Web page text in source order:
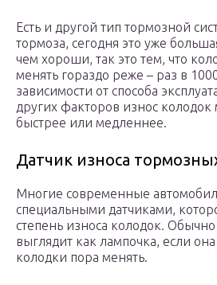
Есть и другой тип тормозной
тормоза, сегодня это уже
чем хороши, так это тем, что
менять гораздо реже – раз в
зависимости от способа
других факторов износ колодок
быстрее или медленнее.
Датчик износа
Многие современные
специальными датчиками,
степень износа колодок. Обычно
выглядит как лампочка, если
колодки пора менять.